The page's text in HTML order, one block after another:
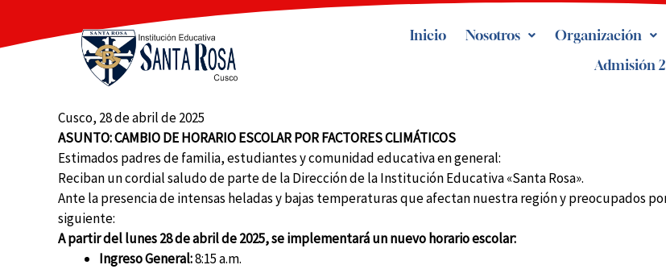
contenido
Inicio Nosotros Organización
Admisión
Cusco, 28 de abril de 2025
ASUNTO: CAMBIO DE HORARIO ESCOLAR POR FACTORES CLIMÁTICOS
Estimados padres de familia, estudiantes y comunidad educativa en general:
Reciban un cordial saludo de parte de la Dirección de la Institución Educativa «Santa Rosa».
Ante la presencia de intensas heladas y bajas temperaturas que afectan nuestra región y preocupados
siguiente:
A partir del lunes 28 de abril de 2025, se implementará un nuevo horario escolar:
Ingreso General:8:15 a.m.